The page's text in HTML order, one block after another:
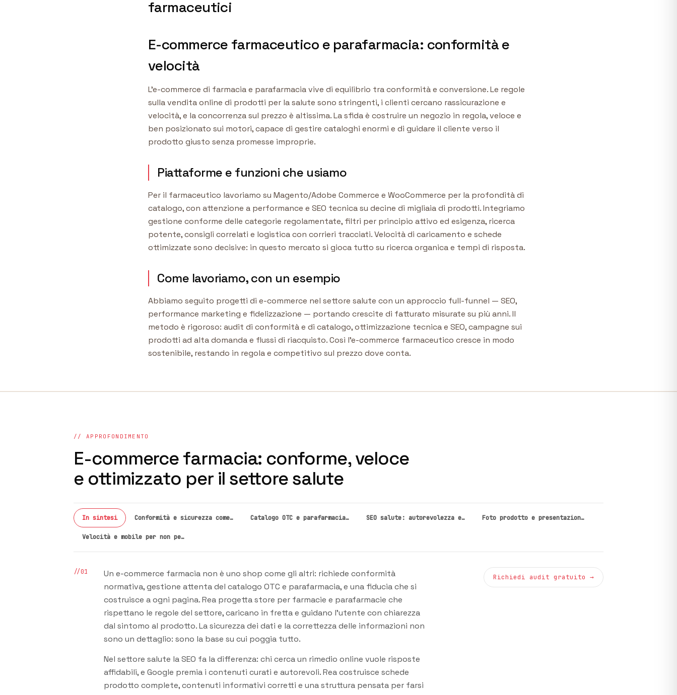
farmaceutici
E-commerce farmaceutico e parafarmacia: conformità e
velocità
L'e-commerce di farmacia e parafarmacia vive di equilibrio tra conformità e conversione. Le regole
sulla vendita online di prodotti per la salute sono stringenti, i clienti cercano rassicurazione e
velocità, e la concorrenza sul prezzo è altissima. La sfida è costruire un negozio in regola, veloce e
ben posizionato sui motori, capace di gestire cataloghi enormi e di guidare il cliente verso il
prodotto giusto senza promesse improprie.
Piattaforme e funzioni che usiamo
Per il farmaceutico lavoriamo su Magento/Adobe Commerce e WooCommerce per la profondità di
catalogo, con attenzione a performance e SEO tecnica su decine di migliaia di prodotti. Integriamo
gestione conforme delle categorie regolamentate, filtri per principio attivo ed esigenza, ricerca
potente, consigli correlati e logistica con corrieri tracciati. Velocità di caricamento e schede
ottimizzate sono decisive: in questo mercato si gioca tutto su ricerca organica e tempi di risposta.
Come lavoriamo, con un esempio
Abbiamo seguito progetti di e-commerce nel settore salute con un approccio full-funnel — SEO,
performance marketing e fidelizzazione — portando crescite di fatturato misurate su più anni. Il
metodo è rigoroso: audit di conformità e di catalogo, ottimizzazione tecnica e SEO, campagne sui
prodotti ad alta domanda e flussi di riacquisto. Così l'e-commerce farmaceutico cresce in modo
sostenibile, restando in regola e competitivo sul prezzo dove conta.
// APPROFONDIMENTO
E-commerce farmacia: conforme, veloce
e ottimizzato per il settore salute
In sintesi Conformità e sicurezza come… Catalogo OTC e parafarmacia… SEO salute: autorevolezza e… Foto prodotto e presentazion…
Velocità e mobile per non pe…
//01
Un e-commerce farmacia non è uno shop come gli altri: richiede conformità
normativa, gestione attenta del catalogo OTC e parafarmacia, e una fiducia che si
costruisce a ogni pagina. Rea progetta store per farmacie e parafarmacie che
rispettano le regole del settore, caricano in fretta e guidano l'utente con chiarezza
dal sintomo al prodotto. La sicurezza dei dati e la correttezza delle informazioni non
sono un dettaglio: sono la base su cui poggia tutto.
Nel settore salute la SEO fa la differenza: chi cerca un rimedio online vuole risposte
affidabili, e Google premia i contenuti curati e autorevoli. Rea costruisce schede
prodotto complete, contenuti informativi corretti e una struttura pensata per farsi
Richiedi audit gratuito →